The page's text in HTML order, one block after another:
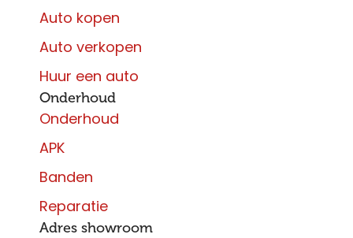
Auto kopen
Auto verkopen
Huur een auto
Onderhoud
Onderhoud
APK
Banden
Reparatie
Adres showroom